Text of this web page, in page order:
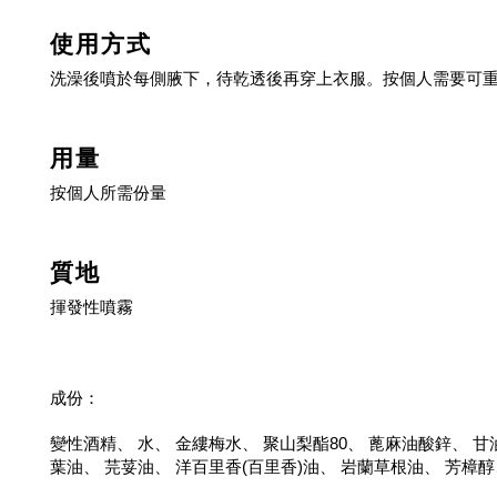
使用方式
洗澡後噴於每側腋下，待乾透後再穿上衣服。按個人需要可
用量
按個人所需份量
質地
揮發性噴霧
成份：
變性酒精、 水、 金縷梅水、 聚山梨酯80、 蓖麻油酸鋅、
葉油、 芫荽油、 洋百里香(百里香)油、 岩蘭草根油、 芳樟